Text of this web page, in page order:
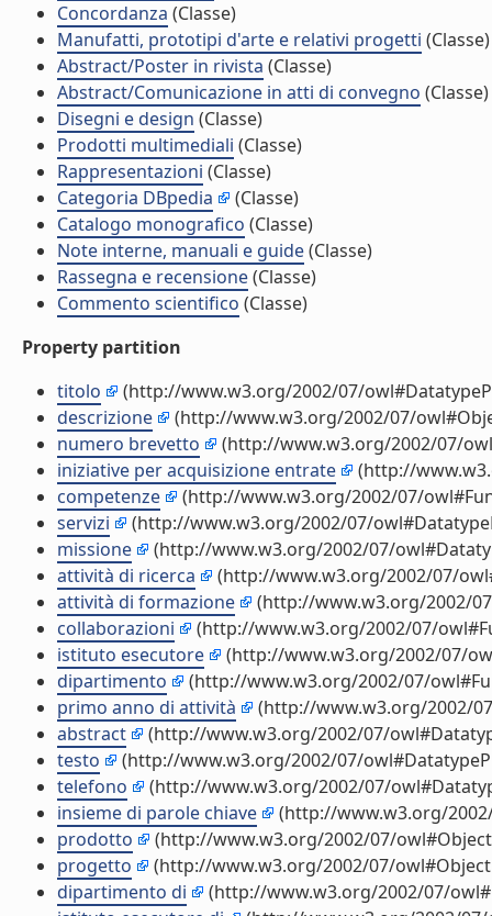
Concordanza (Classe)
Manufatti, prototipi d'arte e relativi progetti (Classe)
Abstract/Poster in rivista (Classe)
Abstract/Comunicazione in atti di convegno (Classe)
Disegni e design (Classe)
Prodotti multimediali (Classe)
Rappresentazioni (Classe)
Categoria DBpedia
(Classe)
Catalogo monografico (Classe)
Note interne, manuali e guide(Classe)
Rassegna e recensione(Classe)
Commento scientifico (Classe)
Property partition
titolo
(http://www.w3.org/2002/07/
descrizione
(http://www.w3.org/2002/07/
numero brevetto
(http://www.w3.org/2002/07/
iniziative per acquisizione entrate
(http://
competenze
(http://www.w3.org/2002/07/
servizi
(http://www.w3.org/2002/07/
missione
(http://www.w3.org/2002/07/
attività di ricerca
(http://www.w3.org/2002/07/
attività di formazione
(http://www.w3.org/2002/
collaborazioni
(http://www.w3.org/2002/07/
istituto esecutore
(http://www.w3.org/2002/07/
dipartimento
(http://www.w3.org/2002/07/
primo anno di attività
(http://www.w3.org/2002/
abstract
(http://www.w3.org/2002/07/
testo
(http://www.w3.org/2002/07/
telefono
(http://www.w3.org/2002/07/
insieme di parole chiave
(http://www.w3.org/
prodotto
(http://www.w3.org/2002/07/
progetto
(http://www.w3.org/2002/07/
dipartimento di
(http://www.w3.org/2002/07/